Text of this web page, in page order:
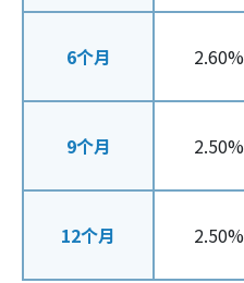
6个月 2.60%
9个月 2.50%
12个月 2.50%